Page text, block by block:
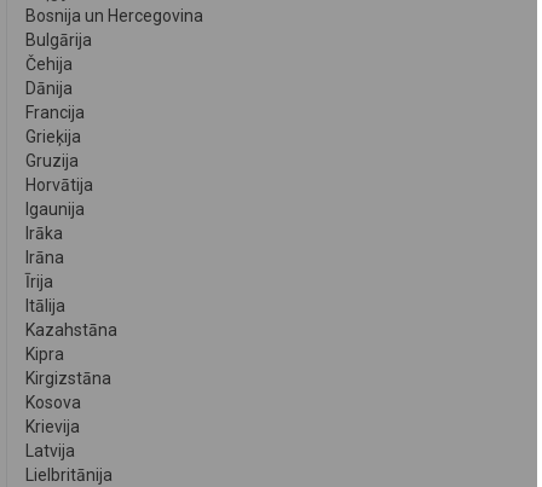
Bosnija un Hercegovina
Bulgārija
Čehija
Dānija
Francija
Grieķija
Gruzija
Horvātija
Igaunija
Irāka
Irāna
Īrija
Itālija
Kazahstāna
Kipra
Kirgizstāna
Kosova
Krievija
Latvija
Lielbritānija